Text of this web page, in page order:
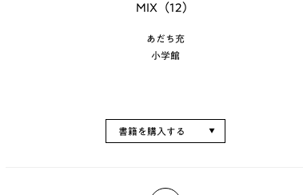
MIX（12）
あだち充
小学館
書籍を購入する